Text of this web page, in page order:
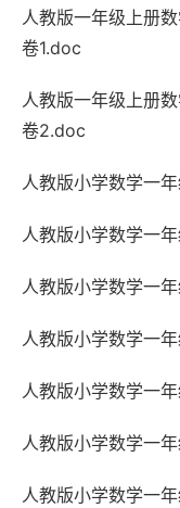
人教版一年级上册
卷1.doc
人教版一年级上册
卷2.doc
人教版小学数学一
人教版小学数学一
人教版小学数学一
人教版小学数学一
人教版小学数学一
人教版小学数学一
人教版小学数学一